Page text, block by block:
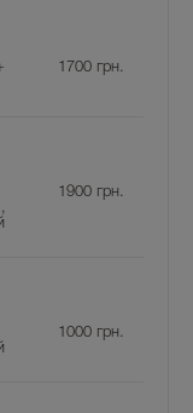
1700 грн.
1900 грн.
1000 грн.